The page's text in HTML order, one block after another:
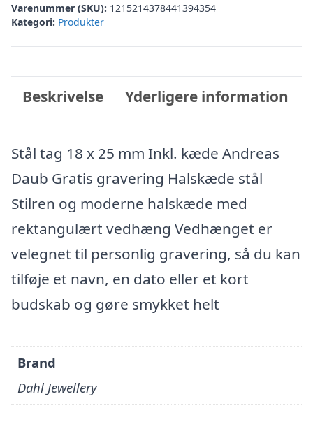
mat
25
antal
Varenummer (SKU): 1215214378441394354
Kategori: Produkter
Beskrivelse Yderligere information
Stål tag 18 x 25 mm Inkl. kæde Andreas
Daub Gratis gravering Halskæde stål
Stilren og moderne halskæde med
rektangulært vedhæng Vedhænget er
velegnet til personlig gravering, så du kan
tilføje et navn, en dato eller et kort
budskab og gøre smykket helt
Brand
Dahl Jewellery